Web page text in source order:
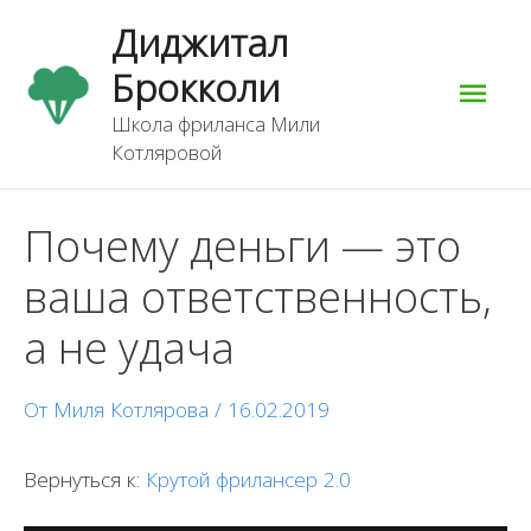
содержимому
Диджитал
Брокколи
Школа фриланса Мили
Котляровой
Почему деньги — это
ваша ответственность,
а не удача
От Миля Котлярова / 16.02.2019
Вернуться к: Крутой фрилансер 2.0